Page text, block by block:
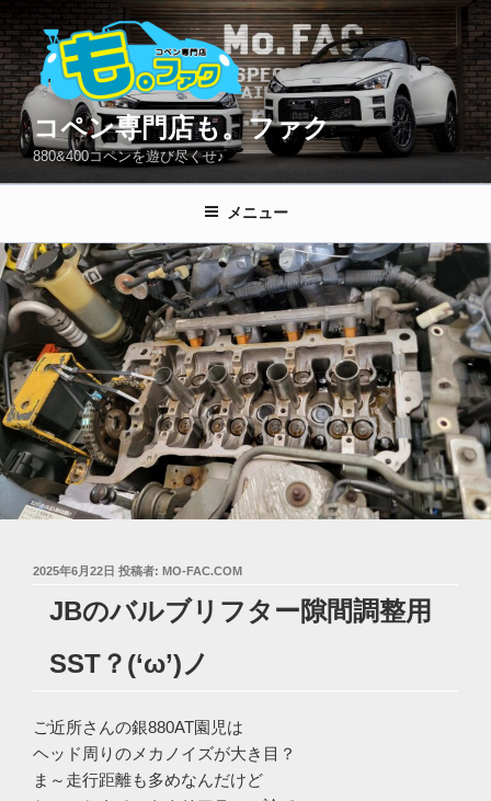
ン
テ
ン
ツ
へ
プ
コペン専門店も。ファク
880&400コペンを遊び尽くせ♪
メニュー
投
2025年6月22日 投稿者: MO-FAC.COM
JBのバルブリフター隙間調整用
SST？(‘ω’)ノ
ご近所さんの銀880AT園児は
ヘッド周りのメカノイズが大き目？
ま～走行距離も多めなんだけど